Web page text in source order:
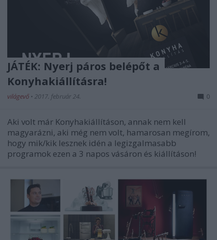
JÁTÉK: Nyerj páros belépőt a
Konyhakiállításra!
világevő • 2017. február 24. 0
Aki volt már Konyhakiállításon, annak nem kell
magyarázni, aki még nem volt, hamarosan megírom,
hogy mik/kik lesznek idén a legizgalmasabb
programok ezen a 3 napos vásáron és kiállításon!